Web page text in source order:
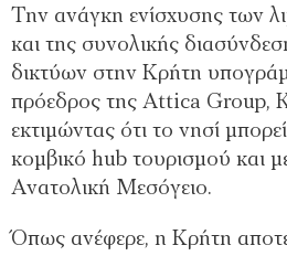
Την ανάγκη ενίσχυσης των
και της συνολικής
δικτύων στην Κρήτη
πρόεδρος της Attica Group,
εκτιμώντας ότι το νησί
κομβικό hub τουρισμού και
Ανατολική Μεσόγειο.
Όπως ανέφερε, η Κρήτη